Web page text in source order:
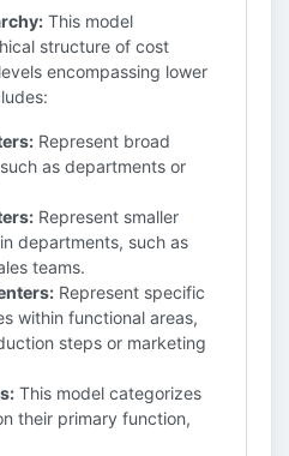
This model
structure of cost
encompassing lower
Represent broad
as departments or
Represent smaller
departments, such as
teams.
Represent specific
within functional areas,
steps or marketing
This model categorizes
their primary function,